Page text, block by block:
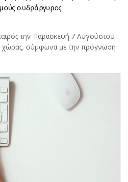
ο υδράργυρος
την Παρασκευή 7 Αυγούστου
χώρας, σύμφωνα με την πρόγνωση